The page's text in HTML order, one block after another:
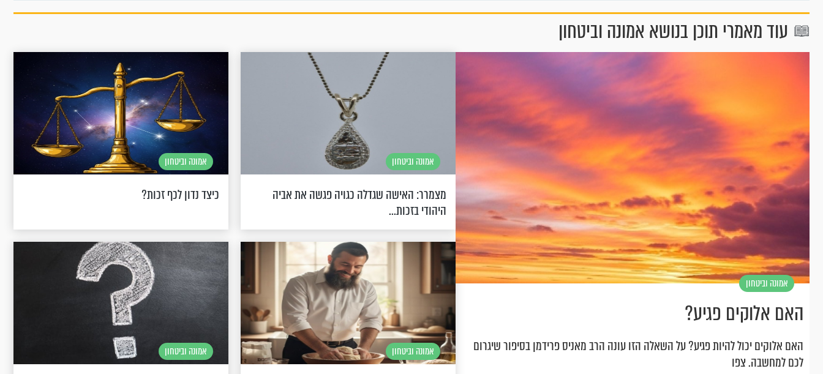
עוד מאמרי תוכן בנושא אמונה וביטחון
אמונה וביטחון
האם אלוקים פגיע?
האם אלוקים יכול להיות פגיע? על השאלה הזו עונה הרב מאניס פרידמן בסיפור שיגרום
לכם למחשבה. צפו
אמונה וביטחון
מצמרר: האישה שגדלה כגויה פגשה את אביה
היהודי בזכות...
אמונה וביטחון
כיצד נדון לכף זכות?
אמונה וביטחון אמונה וביטחון